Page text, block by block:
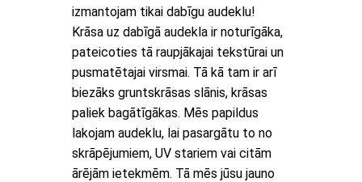
izmantojam tikai dabīgu audeklu!
Krāsa uz dabīgā audekla ir noturīgāka,
pateicoties tā raupjākajai tekstūrai un
pusmatētajai virsmai. Tā kā tam ir arī
biezāks gruntskrāsas slānis, krāsas
paliek bagātīgākas. Mēs papildus
lakojam audeklu, lai pasargātu to no
skrāpējumiem, UV stariem vai citām
ārējām ietekmēm. Tā mēs jūsu jauno